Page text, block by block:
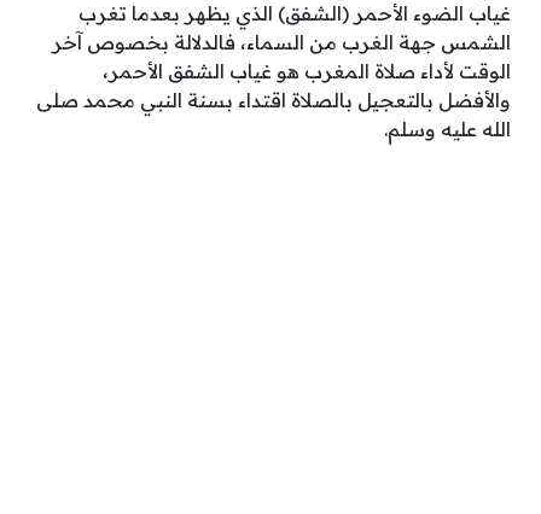
غياب الضوء الأحمر (الشفق) الذي يظهر بعدما تغرب
الشمس جهة الغرب من السماء، فالدلالة بخصوص آخر
الوقت لأداء صلاة المغرب هو غياب الشفق الأحمر،
والأفضل بالتعجيل بالصلاة اقتداء بسنة النبي محمد صلى
الله عليه وسلم.